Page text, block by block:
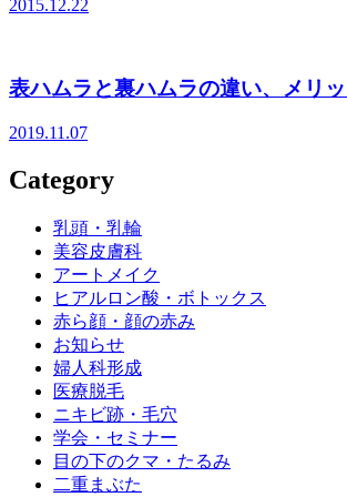
2015.12.22
表ハムラと裏ハムラの違い、メリ
2019.11.07
Category
乳頭・乳輪
美容皮膚科
アートメイク
ヒアルロン酸・ボトックス
赤ら顔・顔の赤み
お知らせ
婦人科形成
医療脱毛
ニキビ跡・毛穴
学会・セミナー
目の下のクマ・たるみ
二重まぶた